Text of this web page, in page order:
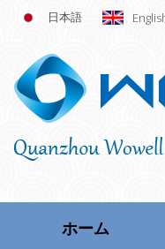
日本語
ホーム